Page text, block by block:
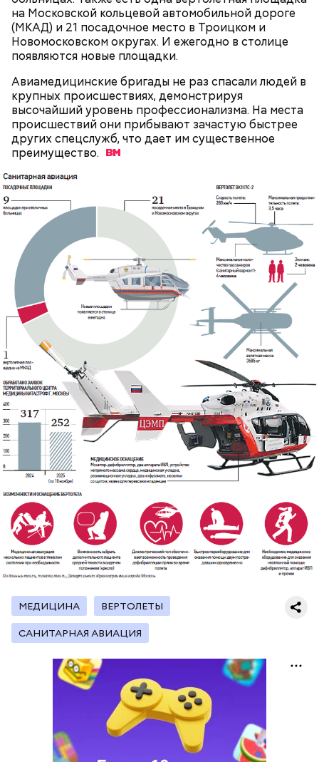
на Московской кольцевой автомобильной дороге
(МКАД) и 21 посадочное место в Троицком и
Новомосковском округах. И ежегодно в столице
появляются новые площадки.
Авиамедицинские бригады не раз спасали людей в
крупных происшествиях, демонстрируя
высочайший уровень профессионализма. На места
происшествий они прибывают зачастую быстрее
других спецслужб, что дает им существенное
преимущество.
МЕДИЦИНА ВЕРТОЛЕТЫ
САНИТАРНАЯ АВИАЦИЯ